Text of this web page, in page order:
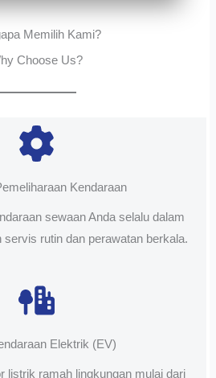
Memilih Kami?
Choose Us?
Kendaraan
sewaan Anda selalu dalam
servis rutin dan perawatan berkala.
Elektrik (EV)
listrik ramah lingkungan mulai dari